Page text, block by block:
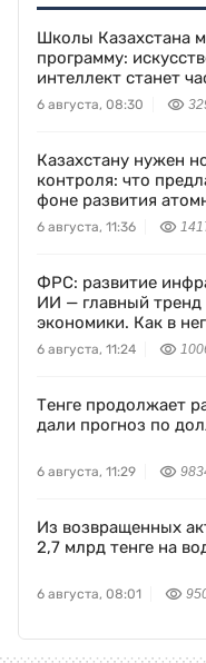
Школы Казахстана
программу:
интеллект станет
класса
6 августа, 08:30
Казахстану нужен
контроля: что
фоне развития
6 августа, 11:36
ФРС: развитие
ИИ — главный тренд
экономики. Как в
Freedom Holding
6 августа, 11:24
Тенге продолжает
дали прогноз по
6 августа, 11:29
Из возвращенных
2,7 млрд тенге на
6 августа, 08:01